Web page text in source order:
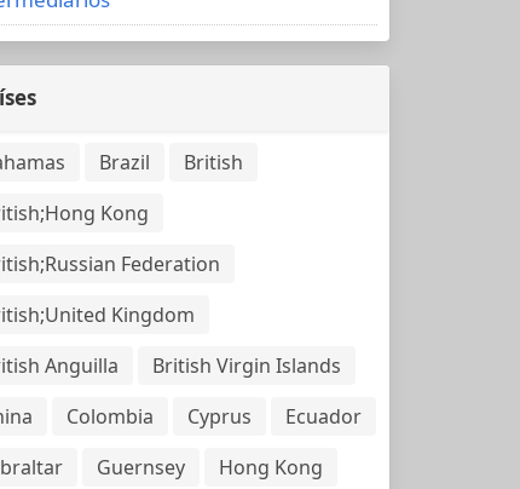
Brazil
British
Kong
Federation
Kingdom
Anguilla
British Virgin Islands
Colombia Cyprus
Ecuador
Guernsey
Hong Kong